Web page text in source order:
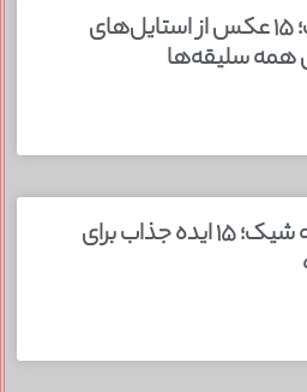
سرهمی شیک جذاب؛ ۱۵ عکس از استایل‌های
سلیقه‌ها
انگشتر سنگی مردانه شیک؛ ۱۵ ایده جذاب برای